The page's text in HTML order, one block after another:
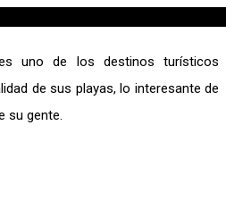
uno de los destinos turísticos
de sus playas, lo interesante de
su gente.